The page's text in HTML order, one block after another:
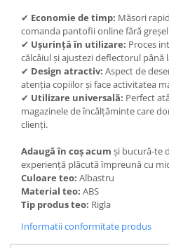
Genti Termoizolante Mancare
Magneti de frigider
Masini de tocat manuale
Masini tocat carne electrice
Mixere
Oale si Cratite
Pahare / Sticle cu Pai / Cani
Palnii
Storcatoare
Tavi copt
Tigai
Ustensile de bucatarie
✔ Economie de timp: Măsori
comanda pantofii online fără
✔ Ușurință în utilizare: Proces
călcâiul și ajustezi deflectorul până
✔ Design atractiv: Aspect de
atenția copiilor și face activitatea
✔ Utilizare universală: Perfect
magazinele de încălțăminte care
clienți.
Adaugă în coș acum și bucură-te
experiență plăcută împreună cu
Culoare teo: Albastru
Material teo: ABS
Tip produs teo: Rigla
Informatii conformitate produs